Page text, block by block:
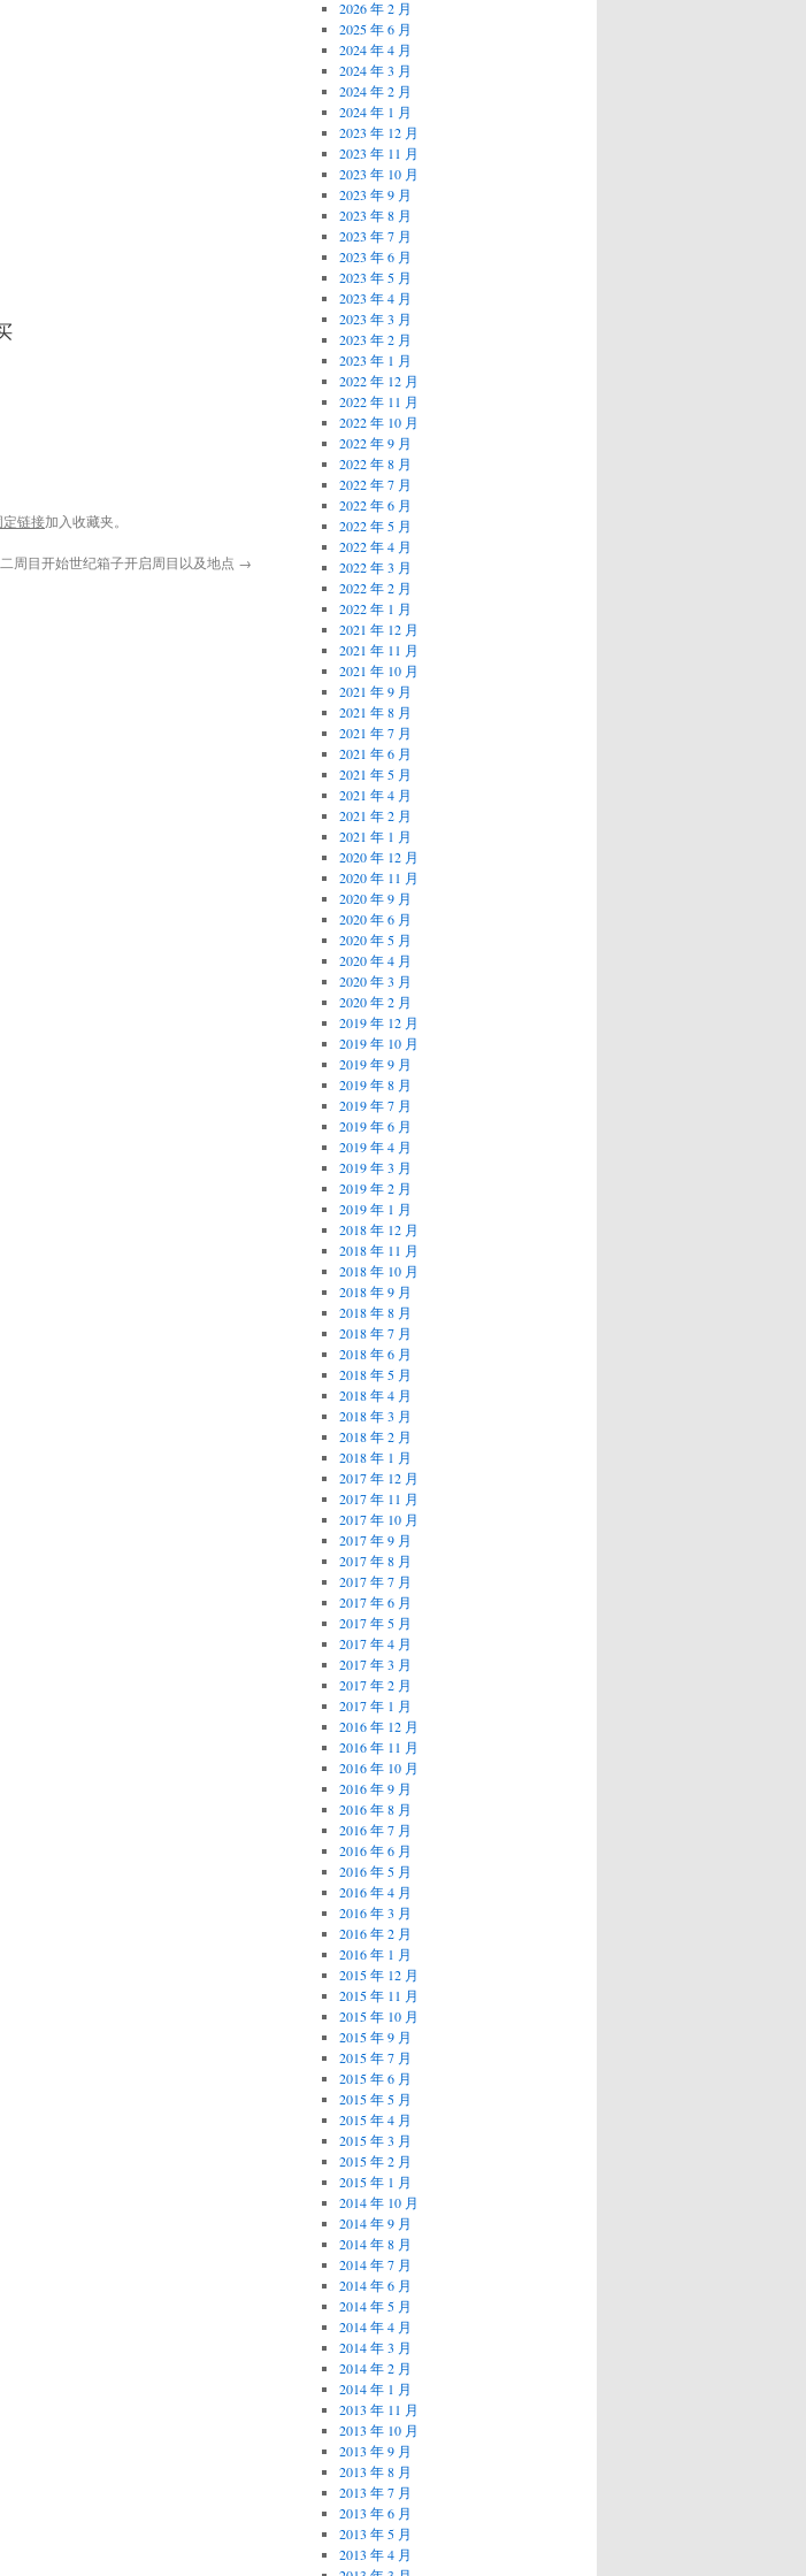
定链接加入收藏夹。
周目开始世纪箱子开启周目以及地点 →
2026 年 2 月
2025 年 6 月
2024 年 4 月
2024 年 3 月
2024 年 2 月
2024 年 1 月
2023 年 12 月
2023 年 11 月
2023 年 10 月
2023 年 9 月
2023 年 8 月
2023 年 7 月
2023 年 6 月
2023 年 5 月
2023 年 4 月
2023 年 3 月
2023 年 2 月
2023 年 1 月
2022 年 12 月
2022 年 11 月
2022 年 10 月
2022 年 9 月
2022 年 8 月
2022 年 7 月
2022 年 6 月
2022 年 5 月
2022 年 4 月
2022 年 3 月
2022 年 2 月
2022 年 1 月
2021 年 12 月
2021 年 11 月
2021 年 10 月
2021 年 9 月
2021 年 8 月
2021 年 7 月
2021 年 6 月
2021 年 5 月
2021 年 4 月
2021 年 2 月
2021 年 1 月
2020 年 12 月
2020 年 11 月
2020 年 9 月
2020 年 6 月
2020 年 5 月
2020 年 4 月
2020 年 3 月
2020 年 2 月
2019 年 12 月
2019 年 10 月
2019 年 9 月
2019 年 8 月
2019 年 7 月
2019 年 6 月
2019 年 4 月
2019 年 3 月
2019 年 2 月
2019 年 1 月
2018 年 12 月
2018 年 11 月
2018 年 10 月
2018 年 9 月
2018 年 8 月
2018 年 7 月
2018 年 6 月
2018 年 5 月
2018 年 4 月
2018 年 3 月
2018 年 2 月
2018 年 1 月
2017 年 12 月
2017 年 11 月
2017 年 10 月
2017 年 9 月
2017 年 8 月
2017 年 7 月
2017 年 6 月
2017 年 5 月
2017 年 4 月
2017 年 3 月
2017 年 2 月
2017 年 1 月
2016 年 12 月
2016 年 11 月
2016 年 10 月
2016 年 9 月
2016 年 8 月
2016 年 7 月
2016 年 6 月
2016 年 5 月
2016 年 4 月
2016 年 3 月
2016 年 2 月
2016 年 1 月
2015 年 12 月
2015 年 11 月
2015 年 10 月
2015 年 9 月
2015 年 7 月
2015 年 6 月
2015 年 5 月
2015 年 4 月
2015 年 3 月
2015 年 2 月
2015 年 1 月
2014 年 10 月
2014 年 9 月
2014 年 8 月
2014 年 7 月
2014 年 6 月
2014 年 5 月
2014 年 4 月
2014 年 3 月
2014 年 2 月
2014 年 1 月
2013 年 11 月
2013 年 10 月
2013 年 9 月
2013 年 8 月
2013 年 7 月
2013 年 6 月
2013 年 5 月
2013 年 4 月